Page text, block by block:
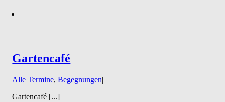
Gartencafé
Alle Termine,Begegnungen|
Gartencafé [...]